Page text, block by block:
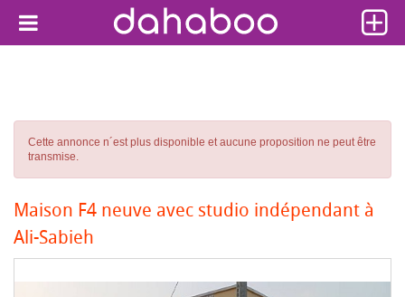
Cette annonce n´est plus disponible et aucune proposition ne peut être
transmise.
Maison F4 neuve avec studio indépendant à
Ali-Sabieh